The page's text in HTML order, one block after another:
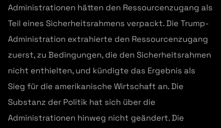
Administrationen hätten den Ressourcenzugang als
Teil eines Sicherheitsrahmens verpackt. Die Trump-
Administration extrahierte den Ressourcenzugang
zuerst, zu Bedingungen, die den Sicherheitsrahmen
nicht enthielten, und kündigte das Ergebnis als
Sieg für die amerikanische Wirtschaft an. Die
Substanz der Politik hat sich über die
Administrationen hinweg nicht geändert. Die